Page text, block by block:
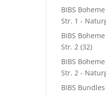
BIBS
Str. 1 -
BIBS
Str. 2 (32)
BIBS
Str. 2 -
BIBS Bundles